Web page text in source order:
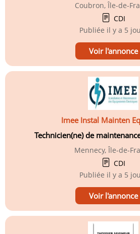
Coubron, Île-de-
CDI
Publiée il y a 5
Voir l'annonce
Imee Instal Mainten
Technicien(ne) de
Mennecy, Île-de-
CDI
Publiée il y a 5
Voir l'annonce